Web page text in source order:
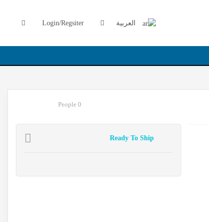
العربية Login/Regsiter
0 People
Ready To Ship